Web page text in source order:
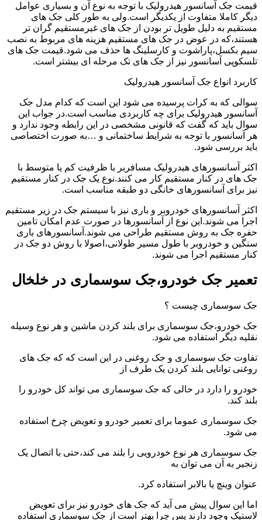
قیمت جک آسانسور هیدرولیک با توجه به نوع آن و بسیاری عوامل
دیگر کاملا متفاوت از یکدیگر است.ولی به طور کلی جک های
مستقیم به دلیل طویل تر بودن از جک های غیرمستقیم گران تر
هستند،که در عوض در جک های مستقیم هزینه های مربوط به نصب
سیم بکسل،پاراشوت و کارسلینگ ها حذف می شود.قیمت جک های
تلسکوپی آسانسور نیز از جک های تک مرحله ای بیشتر است.
کاربرد انواع جک آسانسور هیدرولیک
سوالی که به کرات پرسیده می شود این است که کدام مدل جک
آسانسور هیدرولیک برای چه کاربردی مناسب است.در جواب این
سوال باید که گفت که قانونی مشخصی در این رابطه وجود ندارد و
هر آسانسور با توجه به شرایط ساختمانی و …به صورت اختصاصی
باید بررسی شود.
اکثر آسانسورهای هیدرولیک مسافربر با ظرفیت کم یا متوسط با
جک های در کنار مستقیم کار می کنند.نوع یک جک در کنار مستقیم
نیز برای آسانسورهای خانگی دو طبقه مناسب است.
اکثر آسانسورهای خودروبر و باری نیز با سیستم جک در زیر مستقیم
اجرا می شوند.این نوع از آسانسورها در صورت عدم امکان تامین
حفره جک به روش مستقیم طراحی می شوند.آسانسورهای باری
سنگین و خودروبر با طول مسیر طولانی،اصولا با روش دو جک در
کنار مستقیم اجرا می شوند.
تعمیر جک خودرو،جک سوسماری در خلخال
جک سوسماری چیست ؟
جک خودرو،جک سوسماری برای بلند کردن ماشین و هر نوع وسیله
نقلیه دیگر استفاده می شود.
تفاوت جک سوسماری و جک روغنی در این است که که جک های
روغنی توانایی بلند کردن یک طرف از
خودرو را دارد در حالی که جک سوسماری می تواند کل خودرو را
بلند کند.
جک سوسماری عموما برای تعمیر خودرو و تعویض چرخ استفاده
می شود.
جک سوسماری هر نوع خودرویی را بلند می کند،حتی با اتصال یک
زنجیر به آن می توان به
عنوان وینچ یا بالابر استفاده کرد.
اما این سوال پیش می آید که جک های خودرو نیز برای تعویض
لاستیک وجود دارند پس چرا بهتر است از جک سوسماری استفاده